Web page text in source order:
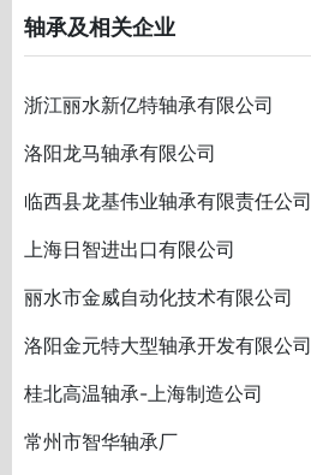
轴承及相关企业
浙江丽水新亿特轴承有限公司
洛阳龙马轴承有限公司
临西县龙基伟业轴承有限责任公司
上海日智进出口有限公司
丽水市金威自动化技术有限公司
洛阳金元特大型轴承开发有限公司
桂北高温轴承-上海制造公司
常州市智华轴承厂